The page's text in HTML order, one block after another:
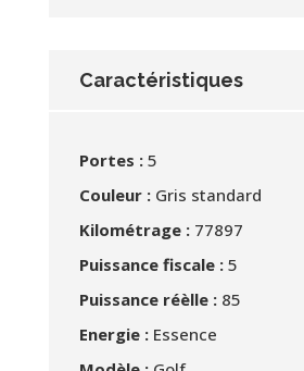
Caractéristiques
Portes :5
Couleur :Gris standard
Kilométrage :77897
Puissance fiscale :5
Puissance réèlle :85
Energie :Essence